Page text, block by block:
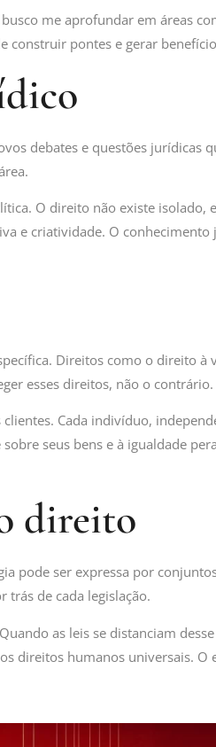
me aprofundar em áreas
pontes e gerar
debates e questões jurídicas
O direito não existe isolado,
e criatividade. O
Direitos como o direito à
esses direitos, não o contrário.
Cada indivíduo,
seus bens e à igualdade
direito
pode ser expressa por
de cada legislação.
as leis se distanciam
direitos humanos universais. O